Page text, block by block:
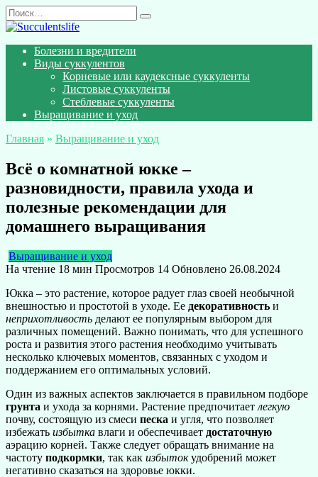
Перейти
к
Search
for:
Болезни и вредители
Виды суккулентов
Корневые или каудексные суккуленты
Листовые суккуленты
Стеблевые суккуленты
Выращивание и уход
Главная » Выращивание и уход
Всё о комнатной юкке –
разновидности, правила ухода и
полезные рекомендации для
домашнего выращивания
Выращивание и уход
На чтение 18 мин Просмотров 14 Обновлено 26.08.2024
Юкка – это растение, которое радует глаз своей необычной
внешностью и простотой в уходе. Ее декоративность и
неприхотливость делают ее популярным выбором для
различных помещений. Важно понимать, что для успешного
роста и развития этого растения необходимо учитывать
несколько ключевых моментов, связанных с уходом и
поддержанием его оптимальных условий.
Один из важных аспектов заключается в правильном подборе
грунта и ухода за корнями. Растение предпочитает легкую
почву, состоящую из смеси песка и угля, что позволяет
избежать избытка влаги и обеспечивает достаточную
аэрацию корней. Также следует обращать внимание на
частоту подкормки, так как избытокудобрений может
негативно сказаться на здоровье юкки.